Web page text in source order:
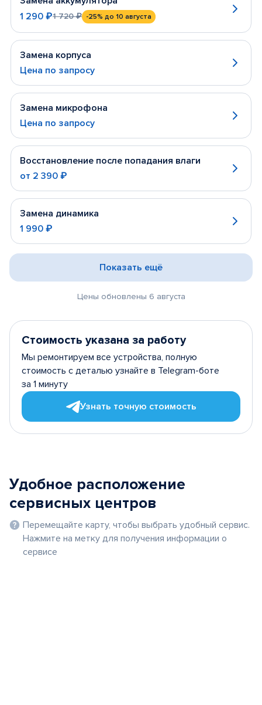
1 290 ₽1 720 ₽ -25% до 10 августа
Замена корпуса
Цена по запросу
Замена микрофона
Цена по запросу
Восстановление после попадания влаги
от 2 390 ₽
Замена динамика
1 990 ₽
Цены обновлены 6 августа
Показать ещё
Стоимость указана за работу
Мы ремонтируем все устройства, полную
стоимость с деталью узнайте в Telegram-боте
за 1 минуту
Узнать точную стоимость
Удобное расположение
сервисных центров
Перемещайте карту, чтобы выбрать удобный сервис.
Нажмите на метку для получения информации о
сервисе